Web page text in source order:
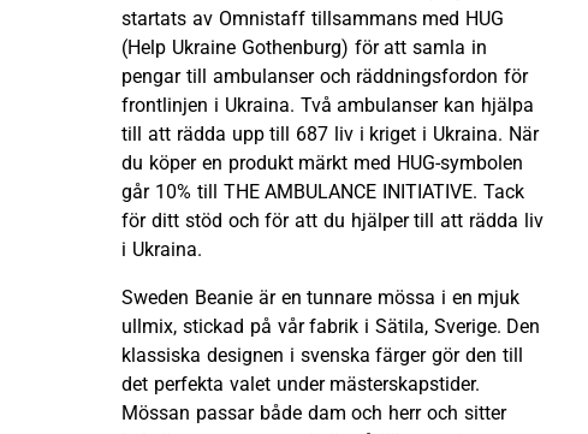
startats av Omnistaff tillsammans med HUG
(Help Ukraine Gothenburg) för att samla in
pengar till ambulanser och räddningsfordon för
frontlinjen i Ukraina. Två ambulanser kan hjälpa
till att rädda upp till 687 liv i kriget i Ukraina. När
du köper en produkt märkt med HUG-symbolen
går 10% till THE AMBULANCE INITIATIVE. Tack
för ditt stöd och för att du hjälper till att rädda liv
i Ukraina.
Sweden Beanie är en tunnare mössa i en mjuk
ullmix, stickad på vår fabrik i Sätila, Sverige. Den
klassiska designen i svenska färger gör den till
det perfekta valet under mästerskapstider.
Mössan passar både dam och herr och sitter